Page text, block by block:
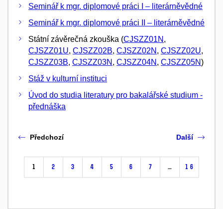
Seminář k mgr. diplomové práci I – literárněvědné
Seminář k mgr. diplomové práci II – literárněvědné
Státní závěrečná zkouška (CJSZZ01N ,
CJSZZ01U, CJSZZ02B, CJSZZ02N , CJSZZ02U,
CJSZZ03B, CJSZZ03N , CJSZZ04N , CJSZZ05N)
Stáž v kulturní instituci
Úvod do studia literatury pro bakalářské studium -
přednáška
Předchozí
1 2 3 4 5 6 7 … 16
Další